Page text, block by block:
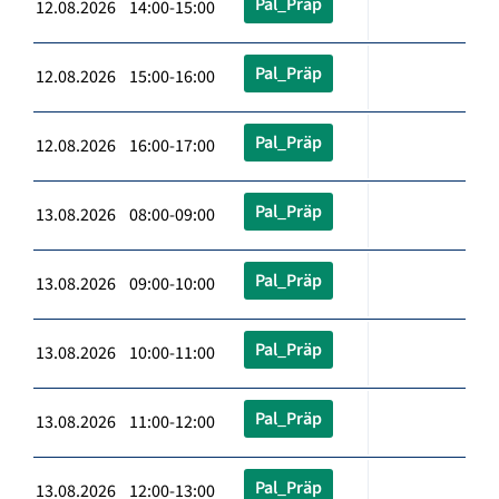
12.08.2026 14:00-15:00
12.08.2026 15:00-16:00 Pal_Präp
12.08.2026 16:00-17:00 Pal_Präp
13.08.2026 08:00-09:00 Pal_Präp
13.08.2026 09:00-10:00 Pal_Präp
13.08.2026 10:00-11:00 Pal_Präp
13.08.2026 11:00-12:00 Pal_Präp
13.08.2026 12:00-13:00 Pal_Präp